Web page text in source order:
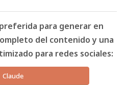
para generar en
del contenido y una
para redes sociales:
Claude